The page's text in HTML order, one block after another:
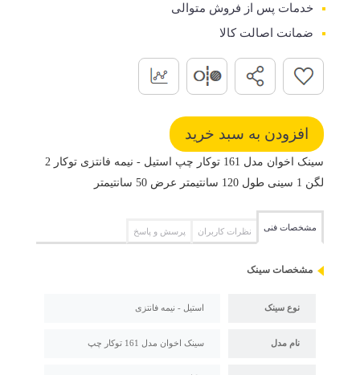
خدمات پس از فروش متوالی
ضمانت اصالت کالا
سینک اخوان مدل 161 توکار چپ استیل - نیمه فانتزی توکار 2
لگن 1 سینی طول 120 سانتیمتر عرض 50 سانتیمتر
مشخصات فنی نظرات کاربران پرسش و پاسخ
مشخصات سینک
نوع سینک استیل - نیمه فانتزی
نام مدل سینک اخوان مدل 161 توکار چپ